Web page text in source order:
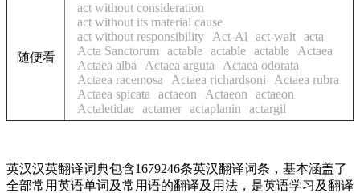
随便看
act without consideration
act without its material cause
act without responsibility
Act-Al act-wait acta
Acta Sanctorum
actable actable actable
Actaea
Actaea alba
Actaea arguta
Actaea odorata
Actaea racemosa
Actaea richardsoni
Actaea rubra
Actaea spicata
actaeon Actaeon
actaeon
Actaletidae actamer actaplanin actargil
英汉汉英翻译词典包含1679246条英汉翻译词条，基本涵盖了
全部常用英语单词及常用语的翻译及用法，是英语学习及翻译